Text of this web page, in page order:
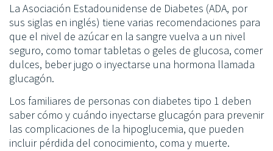
La Asociación Estadounidense de Diabetes (ADA, por
sus siglas en inglés) tiene varias recomendaciones para
que el nivel de azúcar en la sangre vuelva a un nivel
seguro, como tomar tabletas o geles de glucosa, comer
dulces, beber jugo o inyectarse una hormona llamada
glucagón.
Los familiares de personas con diabetes tipo 1 deben
saber cómo y cuándo inyectarse glucagón para prevenir
las complicaciones de la hipoglucemia, que pueden
incluir pérdida del conocimiento, coma y muerte.